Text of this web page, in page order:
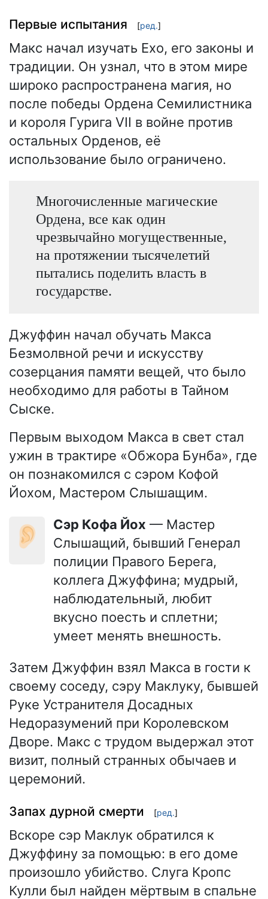
Первые испытания [ред.]
Макс начал изучать Ехо, его законы и
традиции. Он узнал, что в этом мире
широко распространена магия, но
после победы Ордена Семилистника
и короля Гурига VII в войне против
остальных Орденов, её
использование было ограничено.
Многочисленные магические
Ордена, все как один
чрезвычайно могущественные,
на протяжении тысячелетий
пытались поделить власть в
государстве.
Джуффин начал обучать Макса
Безмолвной речи и искусству
созерцания памяти вещей, что было
необходимо для работы в Тайном
Сыске.
Первым выходом Макса в свет стал
ужин в трактире «Обжора Бунба», где
он познакомился с сэром Кофой
Йохом, Мастером Слышащим.
👂🏻 сэр Кофа Йох — Мастер
Слышащий, бывший Генерал
полиции Правого Берега,
коллега Джуффина; мудрый,
наблюдательный, любит
вкусно поесть и сплетни;
умеет менять внешность.
Затем Джуффин взял Макса в гости к
своему соседу, сэру Маклуку, бывшей
Руке Устранителя Досадных
Недоразумений при Королевском
Дворе. Макс с трудом выдержал этот
визит, полный странных обычаев и
церемоний.
Запах дурной смерти [ред.]
Вскоре сэр Маклук обратился к
Джуффину за помощью: в его доме
произошло убийство. Слуга Кропс
Кулли был найден мёртвым в спальне